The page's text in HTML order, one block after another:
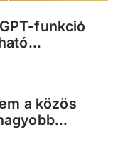
funkció
a közös